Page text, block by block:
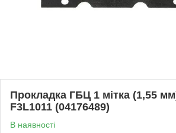
Прокладка ГБЦ 1 мітка (1,55
F3L1011 (04176489)
В наявності